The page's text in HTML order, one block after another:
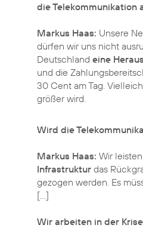
die Telekommunikation
Markus Haas: Unsere
dürfen wir uns nicht
Deutschland eine
und die
30 Cent am Tag.
größer wird.
Wird die
Markus Haas: Wir
Infrastruktur das
gezogen werden. Es
[…]
Wir arbeiten in der